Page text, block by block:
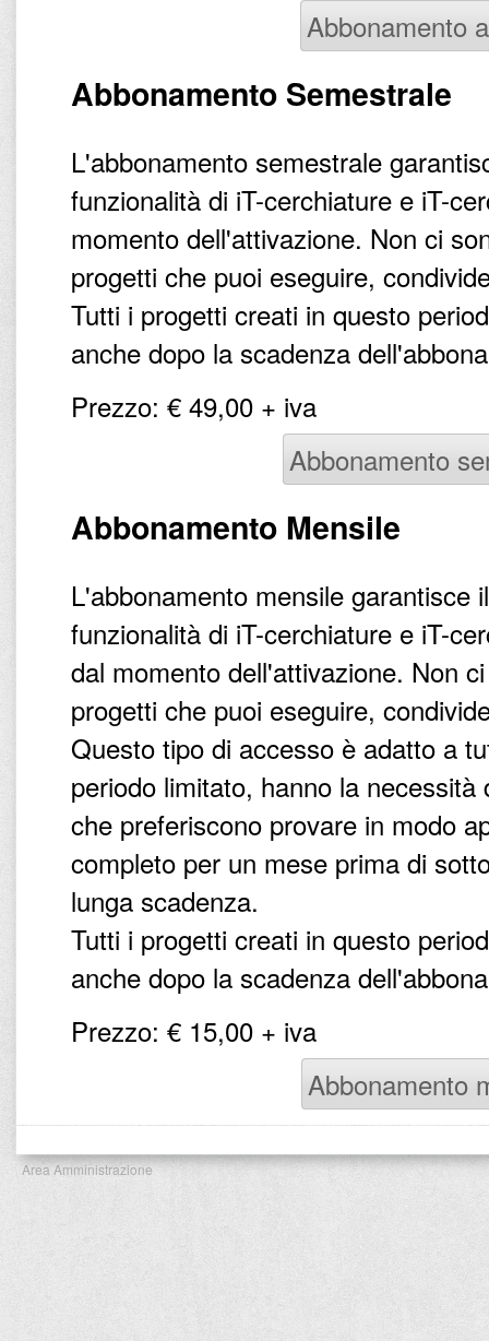
Abbonamento
Abbonamento Semestrale
L'abbonamento semestrale
funzionalità di iT-cerchiature e iT-
momento dell'attivazione. Non ci
progetti che puoi eseguire,
Tutti i progetti creati in questo
anche dopo la scadenza
Prezzo: € 49,00 + iva
Abbonamento
Abbonamento Mensile
L'abbonamento mensile garantisce
funzionalità di iT-cerchiature e iT-
dal momento dell'attivazione. Non
progetti che puoi eseguire,
Questo tipo di accesso è adatto a
periodo limitato, hanno la
che preferiscono provare in modo
completo per un mese prima di
lunga scadenza.
Tutti i progetti creati in questo
anche dopo la scadenza
Prezzo: € 15,00 + iva
Abbonamento
Area Amministrazione